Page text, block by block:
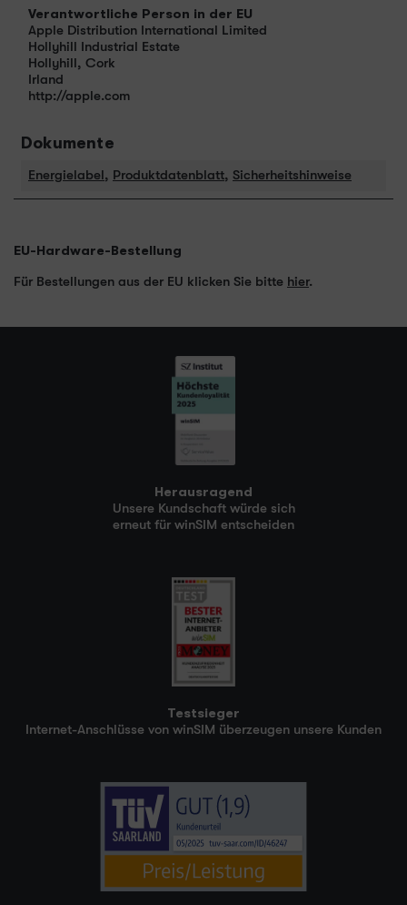
Verantwortliche Person in der EU
Apple Distribution International Limited
Hollyhill Industrial Estate
Hollyhill, Cork
Irland
http://apple.com
Dokumente
Energielabel, Produktdatenblatt, Sicherheitshinweise
EU-Hardware-Bestellung
Für Bestellungen aus der EU klicken Sie bitte hier.
Herausragend
Unsere Kundschaft würde sich
erneut für winSIM entscheiden
Testsieger
Internet-Anschlüsse von winSIM überzeugen unsere Kunden